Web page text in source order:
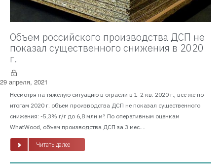
Объем российского производства ДСП не
показал существенного снижения в 2020
г.
29 апреля, 2021
Несмотря на тяжелую ситуацию в отрасли в 1-2 кв. 2020 г., все же по
итогам 2020 г. объем производства ДСП не показал существенного
снижения: -5,3% г/г до 6,8 млн м³. По оперативным оценкам
WhatWood, объем производства ДСП за 3 мес....
Читать далее